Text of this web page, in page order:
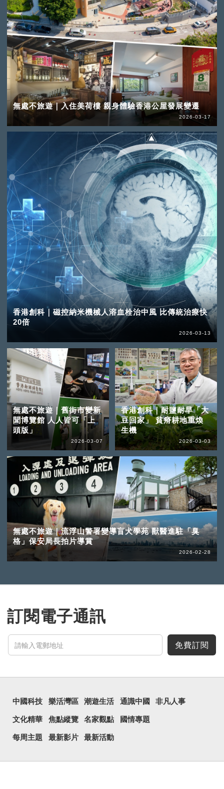
無處不旅遊｜入住美荷樓 親身體驗香港公屋發展變遷
2026-03-17
香港創科｜磁控納米機械人溶血栓治中風 比傳統治療快
20倍
2026-03-13
無處不旅遊｜舊街市變新
聞博覽館 人人皆可「上
頭版」
2026-03-07
香港創科｜耐鹽耐旱「大
豆回家」 貧瘠耕地重煥
生機
2026-03-03
無處不旅遊｜流浮山警署變導盲犬學苑 獸醫進駐「臭
格」保安局長拍片導賞
2026-02-28
訂閱電子通訊
免費訂閱
中國科技 樂活灣區 潮遊生活 通識中國 非凡人事
文化精華 焦點縱覽 名家觀點 國情專題
每周主題 最新影片 最新活動